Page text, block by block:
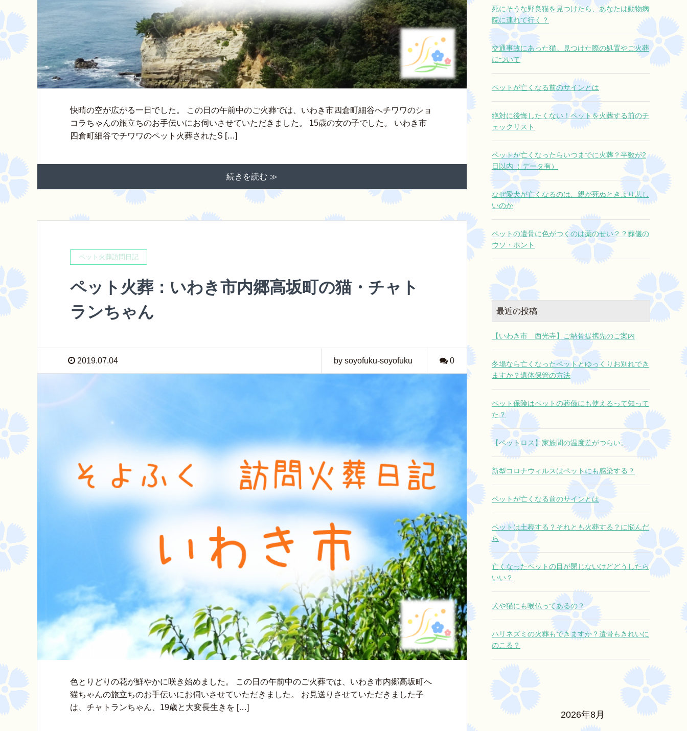
快晴の空が広がる一日でした。 この日の午前中のご火葬では、いわき市四倉町細谷へチワワのショ
コラちゃんの旅立ちのお手伝いにお伺いさせていただきました。 15歳の女の子でした。 いわき市
四倉町細谷でチワワのペット火葬されたS […]
続きを読む ≫
ペット火葬訪問日記
ペット火葬：いわき市内郷高坂町の猫・チャト
ランちゃん
2019.07.04 by soyofuku-soyofuku 0
色とりどりの花が鮮やかに咲き始めました。 この日の午前中のご火葬では、いわき市内郷高坂町へ
猫ちゃんの旅立ちのお手伝いにお伺いさせていただきました。 お見送りさせていただきました子
は、チャトランちゃん、19歳と大変長生きを […]
仕事として来られたとは思えないほど
でした。
一人で抱えていた深い悲しさと切な
さ。
それでも今日はすぐに仕事が待ってい
ました。
そんな中で
本当に大きな心の支えになりました。
ここに電話して本当によかったです。
死にそうな野良猫を見つけたら、あなたは動物病
院に連れて行く？
交通事故にあった猫。見つけた際の処置やご火葬
について
ペットが亡くなる前のサインとは
絶対に後悔したくない！ペットを火葬する前のチ
ェックリスト
ペットが亡くなったらいつまでに火葬？半数が2
日以内（ データ有）
なぜ愛犬が亡くなるのは、親が死ぬときより悲し
いのか
ペットの遺骨に色がつくのは薬のせい？？葬儀の
ウソ・ホント
最近の投稿
【いわき市 西光寺】ご納骨提携先のご案内
冬場なら亡くなったペットとゆっくりお別れでき
ますか？遺体保管の方法
ペット保険はペットの葬儀にも使えるって知って
た？
【ペットロス】家族間の温度差がつらい。
新型コロナウィルスはペットにも感染する？
ペットが亡くなる前のサインとは
ペットは土葬する？それとも火葬する？に悩んだ
ら
亡くなったペットの目が閉じないけどどうしたら
いい？
犬や猫にも喉仏ってあるの？
ハリネズミの火葬もできますか？遺骨もきれいに
のこる？
2026年8月